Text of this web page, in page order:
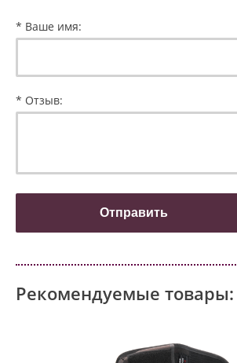
* Ваше имя:
* Отзыв:
Рекомендуемые товары: